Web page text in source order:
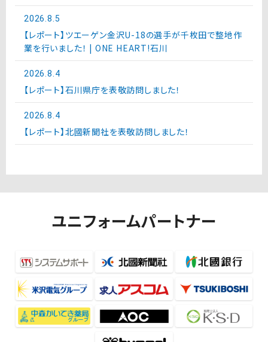
2026.8.5
【レポート】ツエーゲン金沢U-18の選手が千枚田で整地作
業を行いました！ | ONE HEART!石川
2026.8.4
【レポート】石川県庁を表敬訪問しました！
2026.8.4
【レポート】北國新聞社を表敬訪問しました！
ユニフォームパートナー